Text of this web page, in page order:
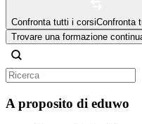
Confronta tutti i corsiConfronta
Trovare una formazione
A proposito di eduwo